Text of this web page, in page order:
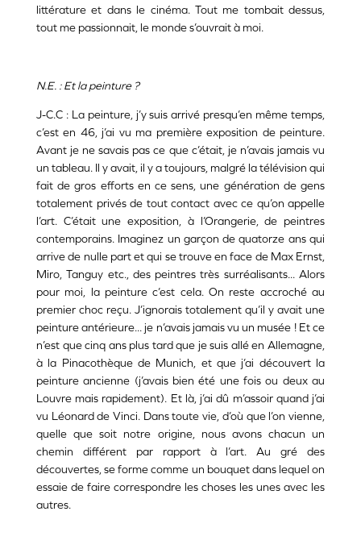
littérature et dans le cinéma. Tout me tombait dessus,
tout me passionnait, le monde s’ouvrait à moi.
N.E. : Et la peinture ?
J-C.C : La peinture, j’y suis arrivé presqu’en même temps,
c’est en 46, j’ai vu ma première exposition de peinture.
Avant je ne savais pas ce que c’était, je n’avais jamais vu
un tableau. Il y avait, il y a toujours, malgré la télévision qui
fait de gros efforts en ce sens, une génération de gens
totalement privés de tout contact avec ce qu’on appelle
l’art. C’était une exposition, à l’Orangerie, de peintres
contemporains. Imaginez un garçon de quatorze ans qui
arrive de nulle part et qui se trouve en face de Max Ernst,
Miro, Tanguy etc., des peintres très surréalisants... Alors
pour moi, la peinture c’est cela. On reste accroché au
premier choc reçu. J’ignorais totalement qu’il y avait une
peinture antérieure... je n’avais jamais vu un musée ! Et ce
n’est que cinq ans plus tard que je suis allé en Allemagne,
à la Pinacothèque de Munich, et que j’ai découvert la
peinture ancienne (j’avais bien été une fois ou deux au
Louvre mais rapidement). Et là, j’ai dû m’assoir quand j’ai
vu Léonard de Vinci. Dans toute vie, d’où que l’on vienne,
quelle que soit notre origine, nous avons chacun un
chemin différent par rapport à l’art. Au gré des
découvertes, se forme comme un bouquet dans lequel on
essaie de faire correspondre les choses les unes avec les
autres.